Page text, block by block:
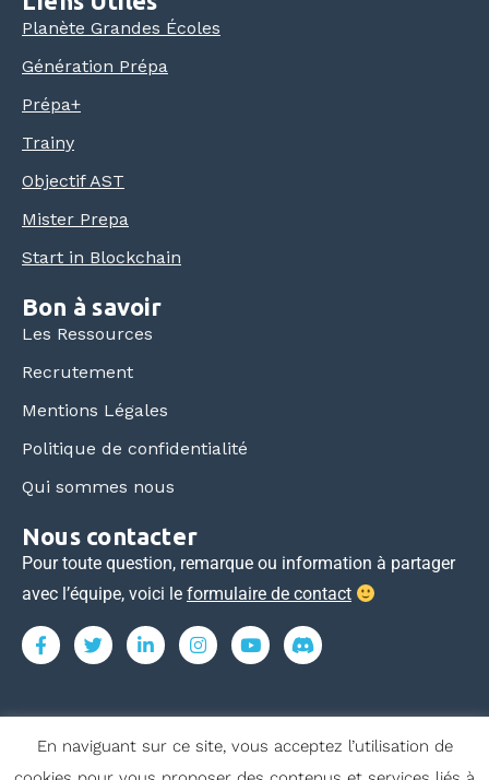
Planète Grandes Écoles
Génération Prépa
Prépa+
Trainy
Objectif AST
Mister Prepa
Start in Blockchain
Bon à savoir
Les Ressources
Recrutement
Mentions Légales
Politique de confidentialité
Qui sommes nous
Nous contacter
Pour toute question, remarque ou information à partager
avec l’équipe, voici le formulaire de contact
Tous droits réservés © ecoles-commerce.com 2015-2026
En naviguant sur ce site, vous acceptez l’utilisation de